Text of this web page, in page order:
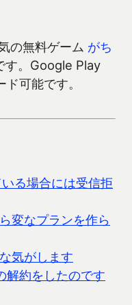
の無料ゲーム がち
す。Google Play
可能です。
る場合には受信拒
変なプランを作ら
気がします
約をしたのです